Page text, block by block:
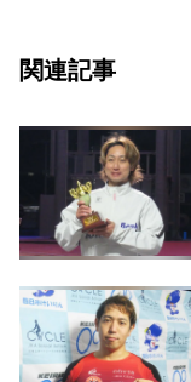
関連記事